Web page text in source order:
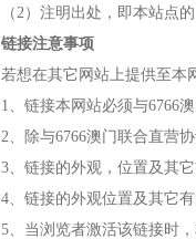
（2）注明出处，即本站点
链接注意事项
若想在其它网站上提供至本
1、链接本网站必须与6766
2、除与6766澳门联合直营
3、链接的外观，位置及其
4、链接的外观位置及其它
5、当浏览者激活该链接时